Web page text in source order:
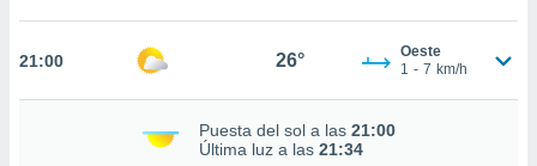
de que
sean
21:00 26°
Oeste
1 - 7 km/h
Puesta del sol a las 21:00
Última luz a las 21:34